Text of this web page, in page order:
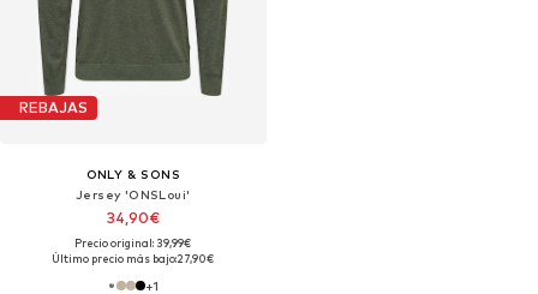
REBAJAS
ONLY & SONS
Jersey 'ONSLoui'
34,90€
Precio original: 39,99€
Último precio más bajo:27,90€
+1